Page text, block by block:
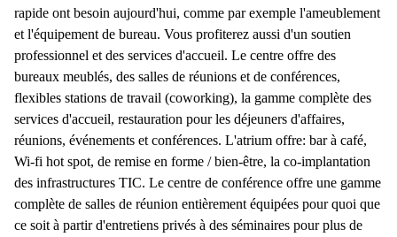
rapide ont besoin aujourd'hui, comme par exemple l'ameublement
et l'équipement de bureau. Vous profiterez aussi d'un soutien
professionnel et des services d'accueil. Le centre offre des
bureaux meublés, des salles de réunions et de conférences,
flexibles stations de travail (coworking), la gamme complète des
services d'accueil, restauration pour les déjeuners d'affaires,
réunions, événements et conférences. L'atrium offre: bar à café,
Wi-fi hot spot, de remise en forme / bien-être, la co-implantation
des infrastructures TIC. Le centre de conférence offre une gamme
complète de salles de réunion entièrement équipées pour quoi que
ce soit à partir d'entretiens privés à des séminaires pour plus de